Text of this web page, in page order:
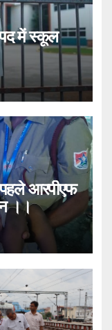
में स्कूल
पहले आरपीएफ
।।